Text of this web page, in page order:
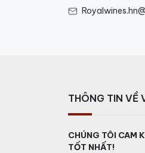
THÔNG TIN VỀ
CHÚNG TÔI CAM
TỐT NHẤT!